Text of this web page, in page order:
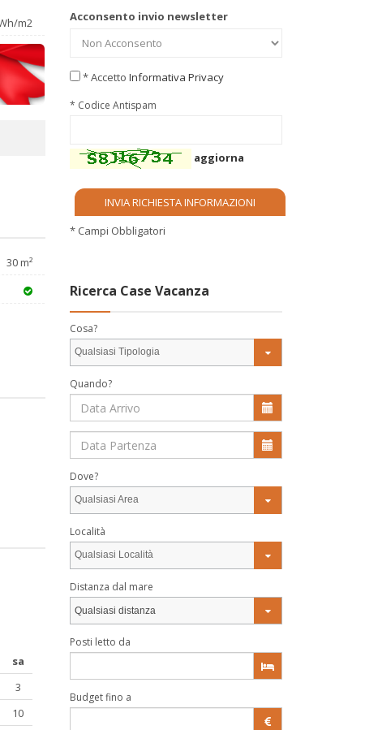
m2
30 m²
sa
3
10
Acconsento invio newsletter
* Accetto Informativa Privacy
* Codice Antispam
aggiorna
* Campi Obbligatori
Ricerca Case Vacanza
Cosa?
Qualsiasi Tipologia
Quando?
Dove?
Qualsiasi Area
Località
Qualsiasi Località
Distanza dal mare
Qualsiasi distanza
Posti letto da
Budget fino a